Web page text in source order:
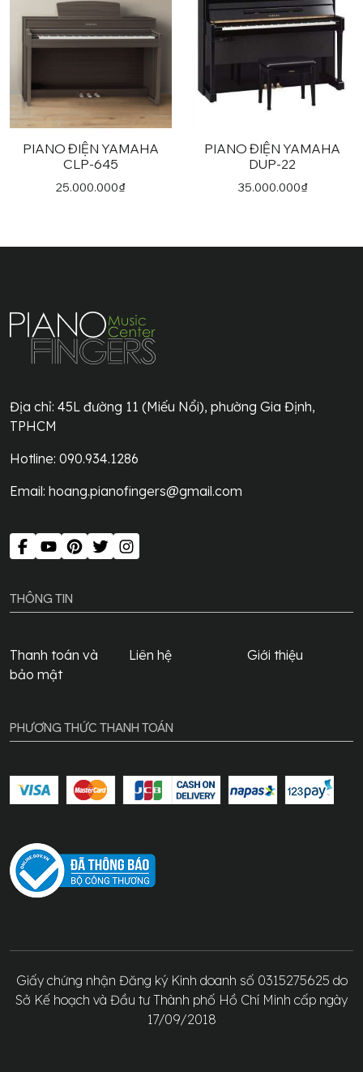
PIANO ĐIỆN YAMAHA
CLP-645
25.000.000₫
PIANO ĐIỆN YAMAHA
DUP-22
35.000.000₫
Địa chỉ: 45L đường 11 (Miếu Nổi), phường Gia Định,
TPHCM
Hotline: 090.934.1286
Email: hoang.pianofingers@gmail.com
THÔNG TIN
Thanh toán và
bảo mật
Liên hệ Giới thiệu
PHƯƠNG THỨC THANH TOÁN
Giấy chứng nhận Đăng ký Kinh doanh số 0315275625 do
Sở Kế hoạch và Đầu tư Thành phố Hồ Chí Minh cấp ngày
17/09/2018